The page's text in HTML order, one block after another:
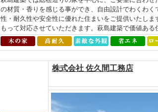
の材質・香りを感じる事ができ、自由設計でわくわ
性・耐久性や安全性に優れた住まいをご提供いたし
もって対応させていただきます。萩島建築で価値ある
株式会社 佐久間工務店